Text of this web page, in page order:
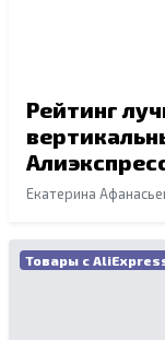
Рейтинг
Екатерина
Товары с